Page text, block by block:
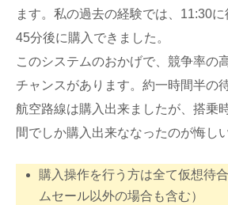
ます。私の過去の経験では、11:30
45分後に購入できました。
このシステムのおかげで、競争率の
チャンスがあります。約一時間半の
航空路線は購入出来ましたが、搭乗
間でしか購入出来ななったのが悔し
購入操作を行う方は全て仮想待
ムセール以外の場合も含む）